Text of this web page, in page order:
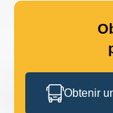
Obtenir